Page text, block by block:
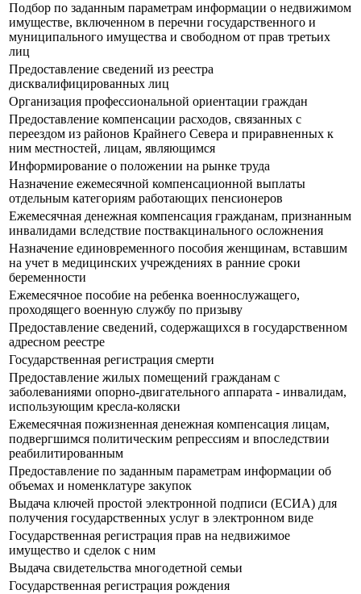
Подбор по заданным параметрам информации о недвижимом
имуществе, включенном в перечни государственного и
муниципального имущества и свободном от прав третьих
лиц
Предоставление сведений из реестра
дисквалифицированных лиц
Организация профессиональной ориентации граждан
Предоставление компенсации расходов, связанных с
переездом из районов Крайнего Севера и приравненных к
ним местностей, лицам, являющимся
Информирование о положении на рынке труда
Назначение ежемесячной компенсационной выплаты
отдельным категориям работающих пенсионеров
Ежемесячная денежная компенсация гражданам, признанным
инвалидами вследствие поствакцинального осложнения
Назначение единовременного пособия женщинам, вставшим
на учет в медицинских учреждениях в ранние сроки
беременности
Ежемесячное пособие на ребенка военнослужащего,
проходящего военную службу по призыву
Предоставление сведений, содержащихся в государственном
адресном реестре
Государственная регистрация смерти
Предоставление жилых помещений гражданам с
заболеваниями опорно-двигательного аппарата - инвалидам,
использующим кресла-коляски
Ежемесячная пожизненная денежная компенсация лицам,
подвергшимся политическим репрессиям и впоследствии
реабилитированным
Предоставление по заданным параметрам информации об
объемах и номенклатуре закупок
Выдача ключей простой электронной подписи (ЕСИА) для
получения государственных услуг в электронном виде
Государственная регистрация прав на недвижимое
имущество и сделок с ним
Выдача свидетельства многодетной семьи
Государственная регистрация рождения